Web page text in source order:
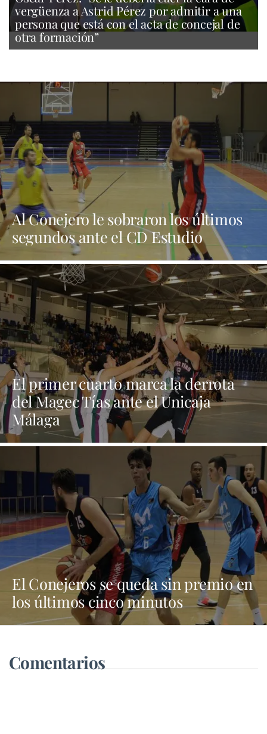
vergüenza a Astrid Pérez por admitir a una
persona que está con el acta de concejal de
otra formación”
Al Conejero le sobraron los últimos
segundos ante el CD Estudio
El primer cuarto marca la derrota
del Magec Tías ante el Unicaja
Málaga
El Conejeros se queda sin premio en
los últimos cinco minutos
Comentarios